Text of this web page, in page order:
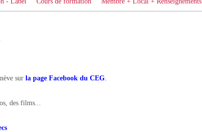
sur la page Facebook du CEG.
des films...